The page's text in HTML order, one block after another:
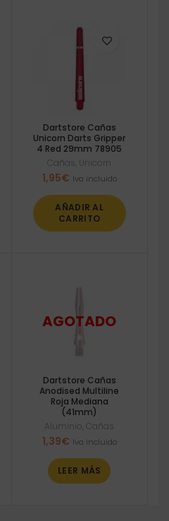
Dartstore Cañas
Unicorn Darts Gripper
4 Red 29mm 78905
Cañas Unicorn
1,95€ Iva incluido
AÑADIR AL
CARRITO
Dartstore Cañas
Anodised Multiline
Roja Mediana
(41mm)
Aluminio ,Cañas
1,39€ Iva incluido
LEER MÁS